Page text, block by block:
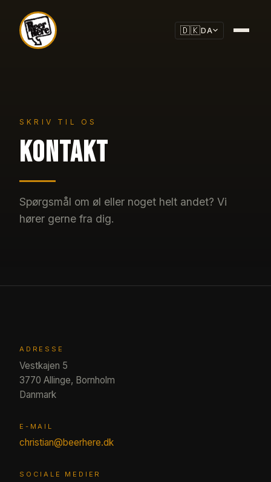
🇩🇰DA
SKRIV TIL OS
Kontakt
Spørgsmål om øl eller noget helt andet? Vi
hører gerne fra dig.
ADRESSE
Vestkajen 5
3770 Allinge, Bornholm
Danmark
E-MAIL
christian@beerhere.dk
SOCIALE MEDIER